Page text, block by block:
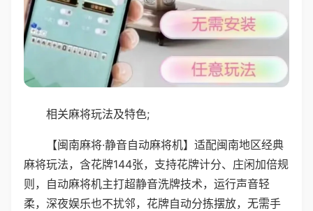
相关麻将玩法及特色;
【闽南麻将·静音自动麻将机】适配闽南地区经典
麻将玩法，含花牌144张，支持花牌计分、庄闲加倍规
则，自动麻将机主打超静音洗牌技术，运行声音轻
柔，深夜娱乐也不扰邻，花牌自动分拣摆放，无需手